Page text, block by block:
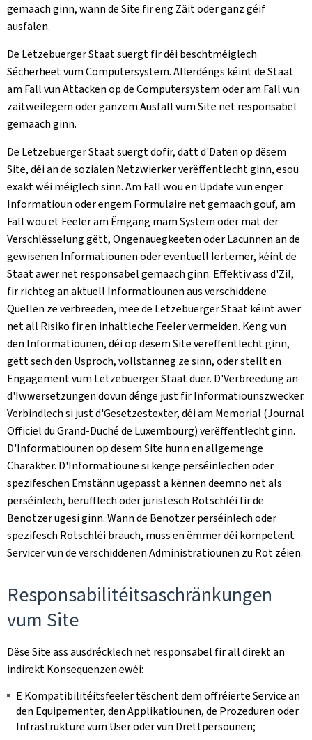
gemaach ginn, wann de Site fir eng Zäit oder ganz géif
ausfalen.
De Lëtzebuerger Staat suergt fir déi beschtméiglech
Sécherheet vum Computersystem. Allerdéngs kéint de Staat
am Fall vun Attacken op de Computersystem oder am Fall vun
zäitweilegem oder ganzem Ausfall vum Site net responsabel
gemaach ginn.
De Lëtzebuerger Staat suergt dofir, datt d'Daten op dësem
Site, déi an de sozialen Netzwierker verëffentlecht ginn, esou
exakt wéi méiglech sinn. Am Fall wou en Update vun enger
Informatioun oder engem Formulaire net gemaach gouf, am
Fall wou et Feeler am Ëmgang mam System oder mat der
Verschlësselung gëtt, Ongenauegkeeten oder Lacunnen an de
gewisenen Informatiounen oder eventuell Iertemer, kéint de
Staat awer net responsabel gemaach ginn. Effektiv ass d'Zil,
fir richteg an aktuell Informatiounen aus verschiddene
Quellen ze verbreeden, mee de Lëtzebuerger Staat kéint awer
net all Risiko fir en inhaltleche Feeler vermeiden. Keng vun
den Informatiounen, déi op dësem Site verëffentlecht ginn,
gëtt sech den Usproch, vollstänneg ze sinn, oder stellt en
Engagement vum Lëtzebuerger Staat duer. D'Verbreedung an
d'Iwwersetzungen dovun dénge just fir Informatiounszwecker.
Verbindlech si just d'Gesetzestexter, déi am Memorial (Journal
Officiel du Grand-Duché de Luxembourg) verëffentlecht ginn.
D'Informatiounen op dësem Site hunn en allgemenge
Charakter. D'Informatioune si kenge perséinlechen oder
spezifeschen Ëmstänn ugepasst a kënnen deemno net als
perséinlech, berufflech oder juristesch Rotschléi fir de
Benotzer ugesi ginn. Wann de Benotzer perséinlech oder
spezifesch Rotschléi brauch, muss en ëmmer déi kompetent
Servicer vun de verschiddenen Administratiounen zu Rot zéien.
Responsabilitéitsaschränkungen
vum Site
Dëse Site ass ausdrécklech net responsabel fir all direkt an
indirekt Konsequenzen ewéi:
E Kompatibilitéitsfeeler tëschent dem offréierte Service an
den Equipementer, den Applikatiounen, de Prozeduren oder
Infrastrukture vum User oder vun Drëttpersounen;